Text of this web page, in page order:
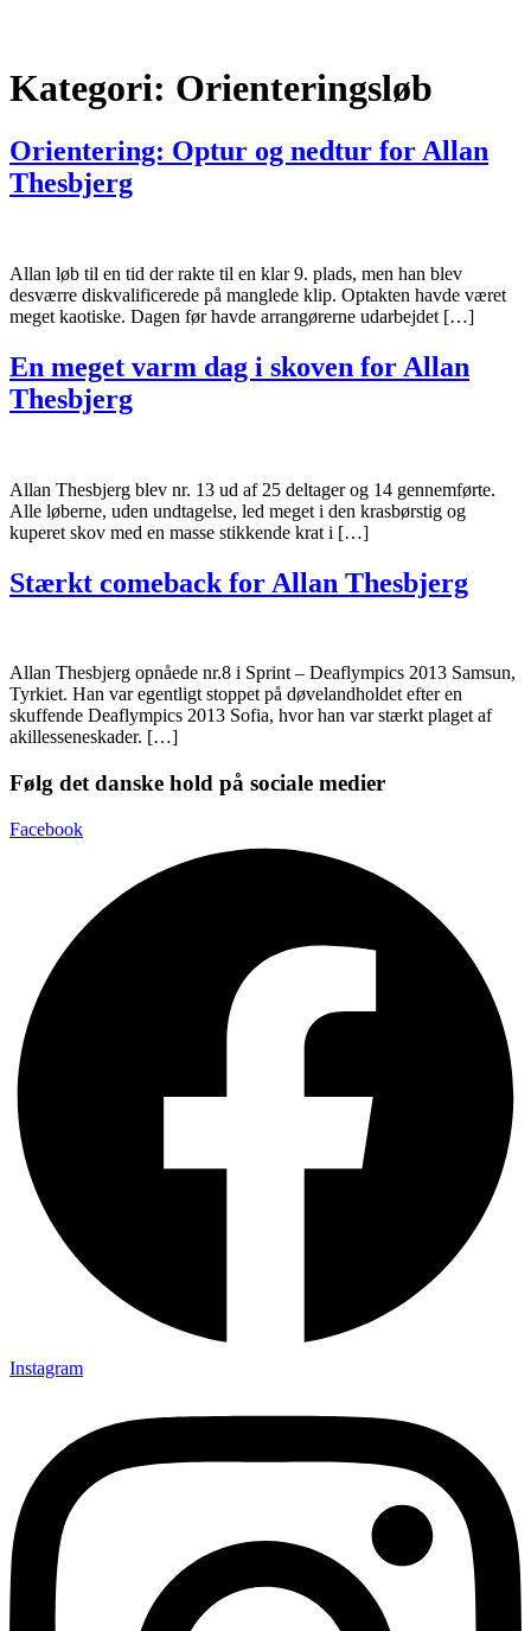
Kategori: Orienteringsløb
Orientering: Optur og nedtur for Allan
Thesbjerg
Allan løb til en tid der rakte til en klar 9. plads, men han blev
desværre diskvalificerede på manglede klip. Optakten havde været
meget kaotiske. Dagen før havde arrangørerne udarbejdet […]
En meget varm dag i skoven for Allan
Thesbjerg
Allan Thesbjerg blev nr. 13 ud af 25 deltager og 14 gennemførte.
Alle løberne, uden undtagelse, led meget i den krasbørstig og
kuperet skov med en masse stikkende krat i […]
Stærkt comeback for Allan Thesbjerg
Allan Thesbjerg opnåede nr.8 i Sprint – Deaflympics 2013 Samsun,
Tyrkiet. Han var egentligt stoppet på døvelandholdet efter en
skuffende Deaflympics 2013 Sofia, hvor han var stærkt plaget af
akillesseneskader. […]
Følg det danske hold på sociale medier
Facebook
Instagram